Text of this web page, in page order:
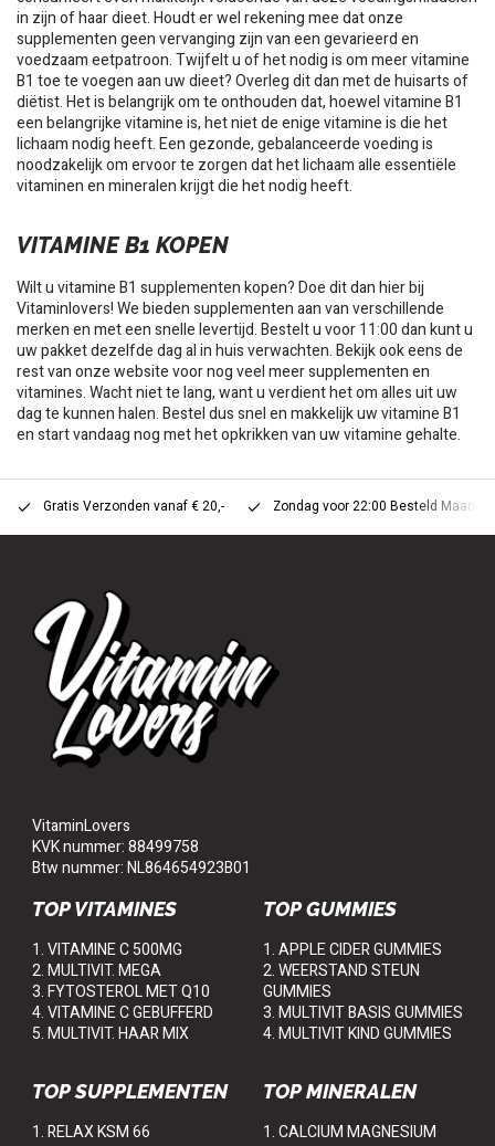
in zijn of haar dieet. Houdt er wel rekening mee dat onze
supplementen geen vervanging zijn van een gevarieerd en
voedzaam eetpatroon. Twijfelt u of het nodig is om meer vitamine
B1 toe te voegen aan uw dieet? Overleg dit dan met de huisarts of
diëtist. Het is belangrijk om te onthouden dat, hoewel vitamine B1
een belangrijke vitamine is, het niet de enige vitamine is die het
lichaam nodig heeft. Een gezonde, gebalanceerde voeding is
noodzakelijk om ervoor te zorgen dat het lichaam alle essentiële
vitaminen en mineralen krijgt die het nodig heeft.
VITAMINE B1 KOPEN
Wilt u vitamine B1 supplementen kopen? Doe dit dan hier bij
Vitaminlovers! We bieden supplementen aan van verschillende
merken en met een snelle levertijd. Bestelt u voor 11:00 dan kunt u
uw pakket dezelfde dag al in huis verwachten. Bekijk ook eens de
rest van onze website voor nog veel meer supplementen en
vitamines. Wacht niet te lang, want u verdient het om alles uit uw
dag te kunnen halen. Bestel dus snel en makkelijk uw vitamine B1
en start vandaag nog met het opkrikken van uw vitamine gehalte.
Gratis Verzonden vanaf € 20,- Zondag voor 22:00 Besteld
VitaminLovers
KVK nummer: 88499758
Btw nummer: NL864654923B01
TOP VITAMINES
1. VITAMINE C 500MG
2. MULTIVIT. MEGA
3. FYTOSTEROL MET Q10
4. VITAMINE C GEBUFFERD
5. MULTIVIT. HAAR MIX
TOP GUMMIES
1. APPLE CIDER GUMMIES
2. WEERSTAND STEUN
GUMMIES
3. MULTIVIT BASIS GUMMIES
4. MULTIVIT KIND GUMMIES
TOP SUPPLEMENTEN
1. RELAX KSM 66
TOP MINERALEN
1. CALCIUM MAGNESIUM